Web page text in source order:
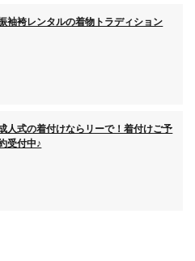
袖袴レンタルの着物トラディション
人式の着付けならリーで！着付けご予
受付中♪